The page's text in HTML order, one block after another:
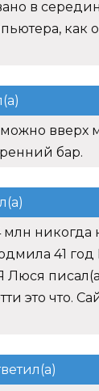
в
как
можно вверх
бар.
млн никогда
41 год
Люся
это что.